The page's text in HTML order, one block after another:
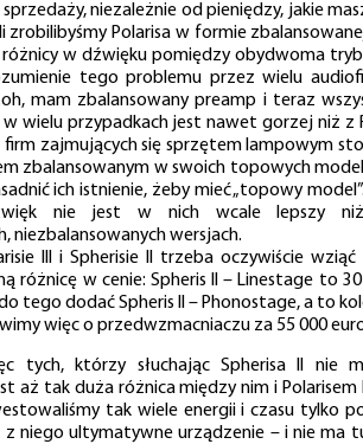
niezależnie od pieniędzy, jakie
zrobilibyśmy Polarisa w formie
różnicy w dźwięku pomiędzy obydwoma
tego problemu przez wielu
mam zbalansowany preamp i teraz
w wielu przypadkach jest nawet gorzej niż z
firm zajmujących się sprzętem lampowym
zbalansowanym w swoich topowych
ich istnienie, żeby mieć „topowy
nie jest w nich wcale lepszy
niezbalansowanych wersjach.
III i Spherisie II trzeba oczywiście
różnicę w cenie: Spheris II – Linestage to
tego dodać Spheris II – Phonostage, a to
więc o przedwzmacniaczu za 55 000
tych, którzy słuchając Spherisa II nie
aż tak duża różnica między nim i Polarisem
tak wiele energii i czasu tylko
niego ultymatywne urządzenie – i nie ma